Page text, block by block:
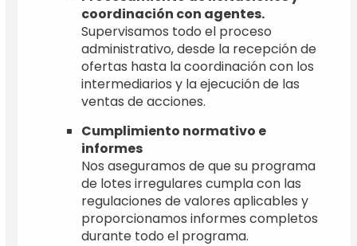
coordinación con agentes.
Supervisamos todo el proceso
administrativo, desde la recepción de
ofertas hasta la coordinación con los
intermediarios y la ejecución de las
ventas de acciones.
Cumplimiento normativo e
informes
Nos aseguramos de que su programa
de lotes irregulares cumpla con las
regulaciones de valores aplicables y
proporcionamos informes completos
durante todo el programa.